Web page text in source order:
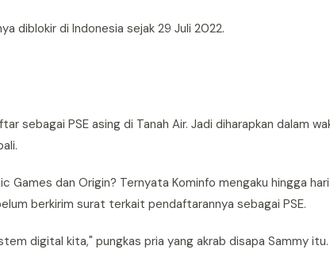
diblokir di Indonesia sejak 29 Juli 2022.
sebagai PSE asing di Tanah Air. Jadi diharapkan dalam
Games dan Origin? Ternyata Kominfo mengaku hingga
berkirim surat terkait pendaftarannya sebagai PSE.
digital kita," pungkas pria yang akrab disapa Sammy itu.